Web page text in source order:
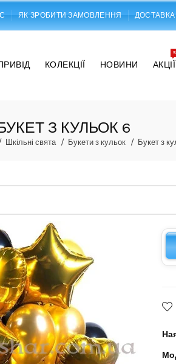
ЯК ЗРОБИТИ ЗАМОВЛЕННЯ ДОСТАВКА
КОЛЕКЦІЇ НОВИНИ АКЦІЇ
З КУЛЬОК 6
Шкільні свята Букети з кульок Букет з